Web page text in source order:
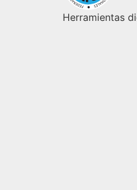
Herramientas